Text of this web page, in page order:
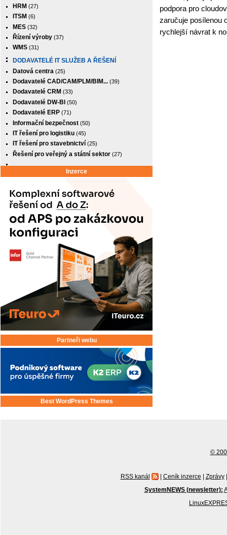
HRM (27)
ITSM (6)
MES (32)
Řízení výroby (37)
WMS (31)
DODAVATELÉ IT SLUŽEB A ŘEŠENÍ
Datová centra (25)
Dodavatelé CAD/CAM/PLM/BIM... (39)
Dodavatelé CRM (33)
Dodavatelé DW-BI (50)
Dodavatelé ERP (71)
Informační bezpečnost (50)
IT řešení pro logistiku (45)
IT řešení pro stavebnictví (25)
Řešení pro veřejný a státní sektor (27)
Inzerce
Partneři webu
Best WordPress Themes
podpora pro
zaručuje posílenou
rychlejší návrat k
©
RSS kanál | Ceník inzerce | Zprávy |
SystemNEWS (newsletter):